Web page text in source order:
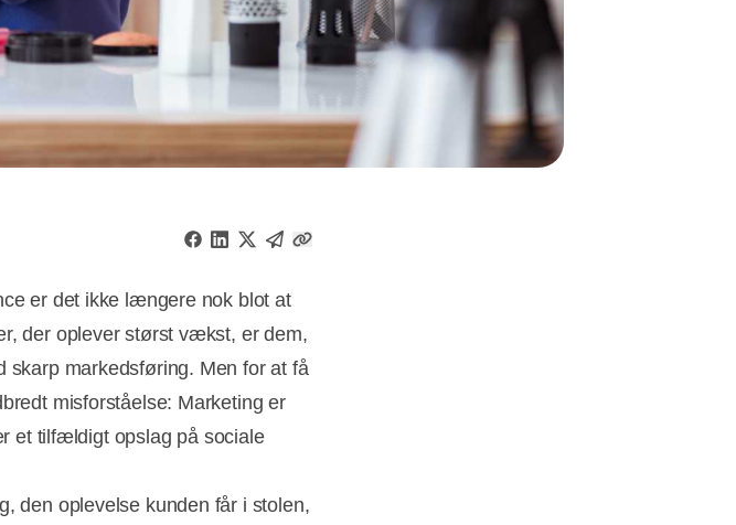
er det ikke længere nok blot at
der oplever størst vækst, er dem,
skarp markedsføring. Men for at få
misforståelse: Marketing er
et tilfældigt opslag på sociale
den oplevelse kunden får i stolen,